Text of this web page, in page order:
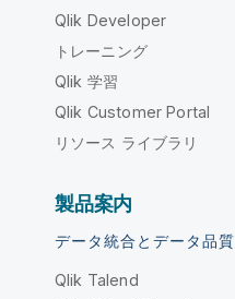
Qlik Developer
トレーニング
Qlik 学習
Qlik Customer Portal
リソース ライブラリ
製品案内
データ統合とデータ品質
Qlik Talend